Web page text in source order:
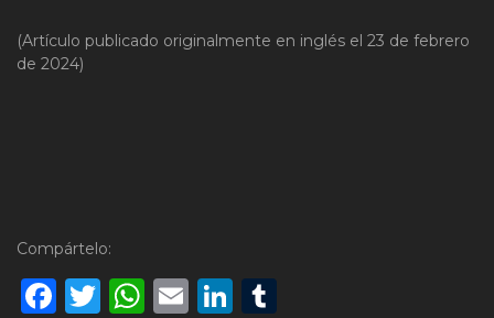
(Artículo publicado originalmente en inglés el 23 de febrero
de 2024)
Compártelo:
Facebook
Twitter
WhatsApp
EmailLinkedIn